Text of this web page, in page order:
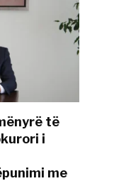
të
i
me